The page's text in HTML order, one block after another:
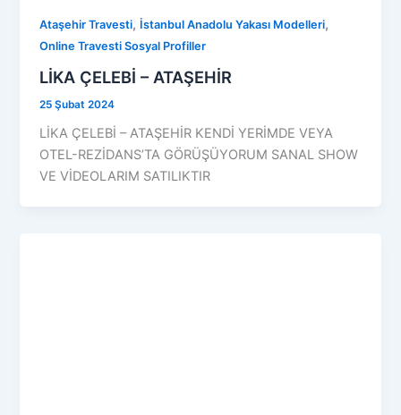
Ataşehir Travesti, İstanbul Anadolu Yakası Modelleri,
Online Travesti Sosyal Profiller
LİKA ÇELEBİ – ATAŞEHİR
25 Şubat 2024
LİKA ÇELEBİ – ATAŞEHİR KENDİ YERİMDE VEYA
OTEL-REZİDANS’TA GÖRÜŞÜYORUM SANAL SHOW
VE VİDEOLARIM SATILIKTIR